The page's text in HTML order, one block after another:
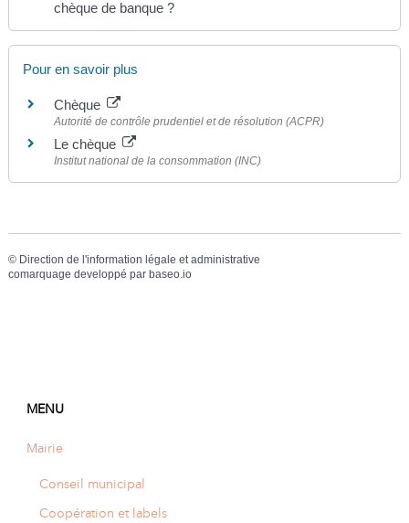
chèque de banque ?
Pour en savoir plus
Chèque
Autorité de contrôle prudentiel et de résolution (ACPR)
Le chèque
Institut national de la consommation (INC)
© Direction de l'information légale et administrative
comarquage developpé par baseo.io
MENU
Mairie
Conseil municipal
Coopération et labels